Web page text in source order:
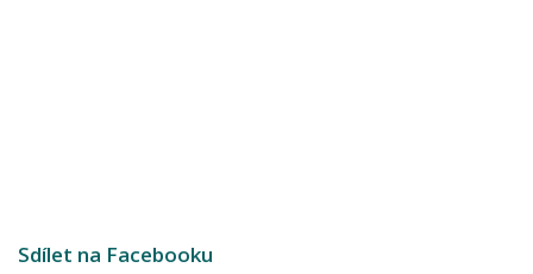
Sdílet na Facebooku